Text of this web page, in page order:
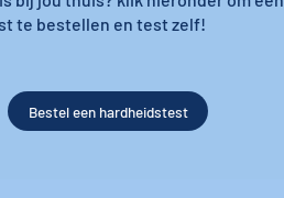
te bestellen en test zelf!
Bestel een hardheidstest